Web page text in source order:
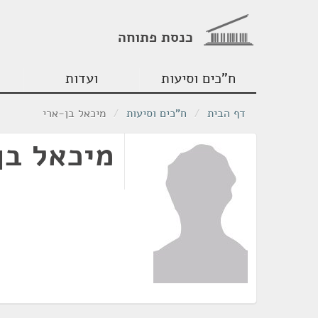
כנסת פתוחה
ח"כים וסיעות ועדות
דף הבית / ח"כים וסיעות / מיכאל בן-ארי
מיכאל